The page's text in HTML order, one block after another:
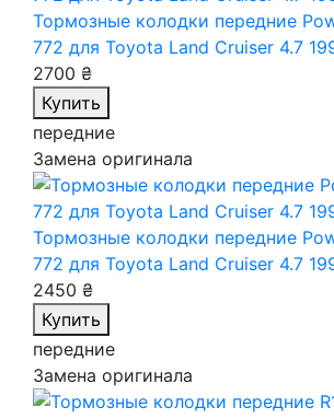
Тормозные колодки передние
772 для Toyota Land Cruiser 4.7
2700 ₴
Купить
передние
Замена оригинала
Тормозные колодки передние
772 для Toyota Land Cruiser 4.7
2450 ₴
Купить
передние
Замена оригинала